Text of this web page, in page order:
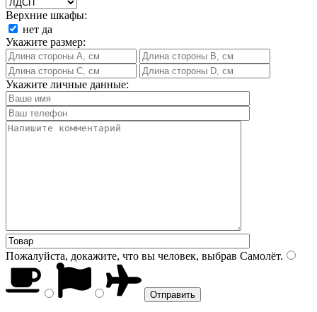
Верхние шкафы:
нет да
Укажите размер:
Укажите личные данные:
Пожалуйста, докажите, что вы человек, выбрав Самолёт.